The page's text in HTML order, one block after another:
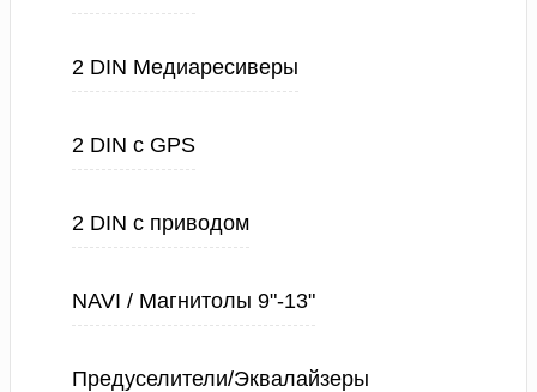
2 DIN Медиаресиверы
2 DIN с GPS
2 DIN с приводом
NAVI / Магнитолы 9"-13"
Предуселители/Эквалайзеры